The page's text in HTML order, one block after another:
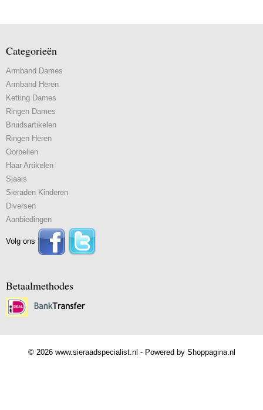
Categorieën
Armband Dames
Armband Heren
Ketting Dames
Ringen Dames
Bruidsartikelen
Ringen Heren
Oorbellen
Haar Artikelen
Sjaals
Sieraden Kinderen
Diversen
Aanbiedingen
Volg ons
Betaalmethodes
© 2026 www.sieraadspecialist.nl - Powered by Shoppagina.nl